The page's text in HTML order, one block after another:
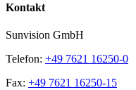
Kontakt
Sunvision GmbH
Telefon: +49 7621 16250-0
Fax: +49 7621 16250-15